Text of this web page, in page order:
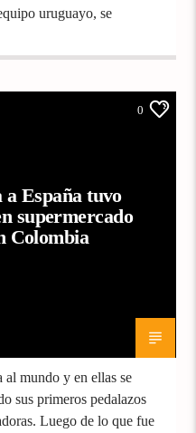
uruguayo, se
0
a España tuvo
supermercado
Colombia
al mundo y en ellas se
sus primeros pedalazos
Luego de lo que fue